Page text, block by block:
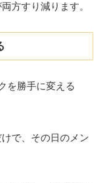
方すり減ります。
を勝手に変える
で、その日のメン